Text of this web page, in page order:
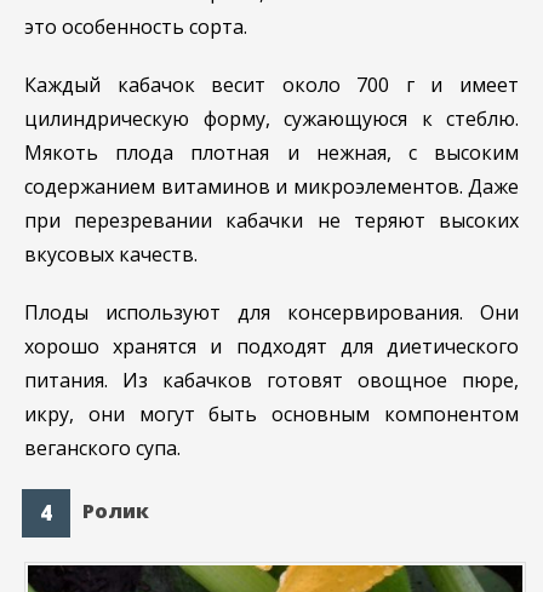
это особенность сорта.
Каждый кабачок весит около 700 г и имеет
цилиндрическую форму, сужающуюся к стеблю.
Мякоть плода плотная и нежная, с высоким
содержанием витаминов и микроэлементов. Даже
при перезревании кабачки не теряют высоких
вкусовых качеств.
Плоды используют для консервирования. Они
хорошо хранятся и подходят для диетического
питания. Из кабачков готовят овощное пюре,
икру, они могут быть основным компонентом
веганского супа.
Ролик